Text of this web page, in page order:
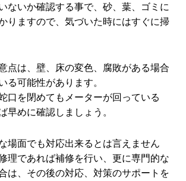
ないか確認する事で、砂、葉、ゴミに
りますので、気づいた時にはすぐに掃
点は、壁、床の変色、腐敗がある場合
る可能性があります。
口を閉めてもメーターが回っている
早めに確認しましょう。
場面でも対応出来るとは言えません
理であれば補修を行い、更に専門的な
は、その後の対応、対策のサポートを